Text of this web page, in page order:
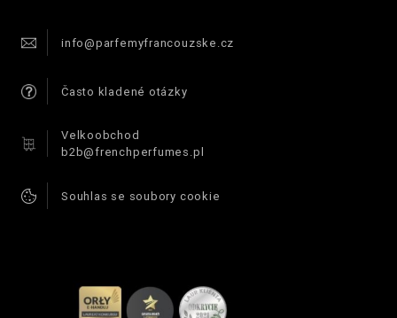
info@parfemyfrancouzske.cz
Často kladené otázky
Velkoobchod
b2b@frenchperfumes.pl
Souhlas se soubory cookie